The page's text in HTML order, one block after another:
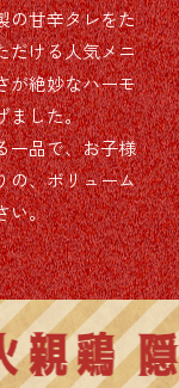
の甘辛タレをた
だける人気メニ
が絶妙なハーモ
ました。
一品で、お子様
の、ボリューム
い。